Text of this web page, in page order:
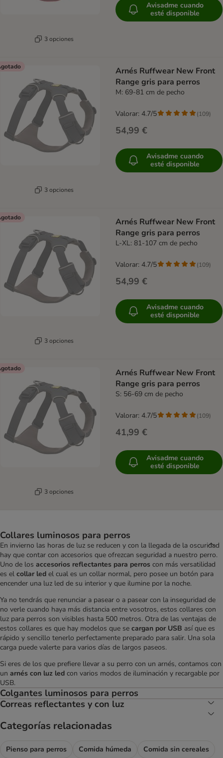
3 opciones
Avisadme cuando
esté disponible
3 opciones
Arnés Ruffwear New Front
Range gris para perros
M: 69-81 cm de pecho
54,99 €
Valorar: 4.7/5 (109)
Avisadme cuando
esté disponible
3 opciones
Arnés Ruffwear New Front
Range gris para perros
L-XL: 81-107 cm de pecho
54,99 €
Valorar: 4.7/5 (109)
Avisadme cuando
esté disponible
3 opciones
Arnés Ruffwear New Front
Range gris para perros
S: 56-69 cm de pecho
41,99 €
Valorar: 4.7/5 (109)
Avisadme cuando
esté disponible
Collares luminosos para perros
En invierno las horas de luz se reducen y con la llegada de la oscuridad
hay que contar con accesorios que ofrezcan seguridad a nuestro perro.
Uno de los accesorios reflectantes para perros con más versatilidad
es el collar led el cual es un collar normal, pero posee un botón para
encender una luz led de su interior y que ilumine por la noche.
Ya no tendrás que renunciar a pasear o a pasear con la inseguridad de
no verle cuando haya más distancia entre vosotros, estos collares con
luz para perros son visibles hasta 500 metros. Otra de las ventajas de
estos collares es que hay modelos que se cargan por USB así que es
rápido y sencillo tenerlo perfectamente preparado para salir. Una sola
carga puede valerte para varios días de largos paseos.
Si eres de los que prefiere llevar a su perro con un arnés, contamos con
un arnés con luz led con varios modos de iluminación y recargable por
USB.
Colgantes luminosos para perros
Correas reflectantes y con luz
Categorías relacionadas
Pienso para perros Comida húmeda
Comida sin cereales